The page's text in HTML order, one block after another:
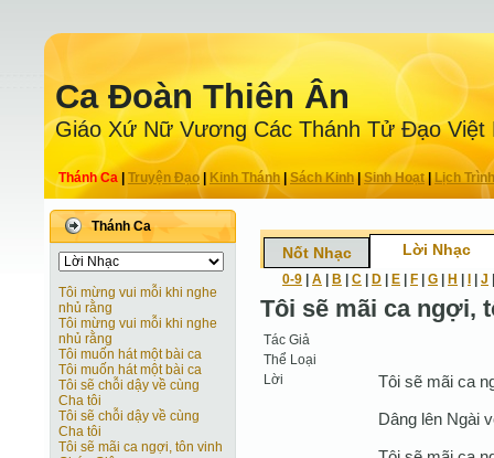
Ca Ðoàn Thiên Ân
Giáo Xứ Nữ Vương Các Thánh Tử Ðạo Việt
Thánh Ca Truyện Ðạo| Kinh Thánh Sách Kinh|Sinh Hoạt| Lịch Trình
Thánh Ca
Tôi mừng vui mỗi khi nghe
nhủ rằng
Tôi mừng vui mỗi khi nghe
nhủ rằng
Tôi muốn hát một bài ca
Tôi muốn hát một bài ca
Tôi sẽ chỗi dậy về cùng
Cha tôi
Tôi sẽ chỗi dậy về cùng
Cha tôi
Tôi sẽ mãi ca ngợi, tôn vinh
Nốt Nhạc Lời Nhạc
0-9 A B C D E F G H J
Tôi sẽ mãi ca ngợi,
Tác Giả
Thể Loại
Lời
Tôi sẽ mãi ca
Dâng lên Ngài